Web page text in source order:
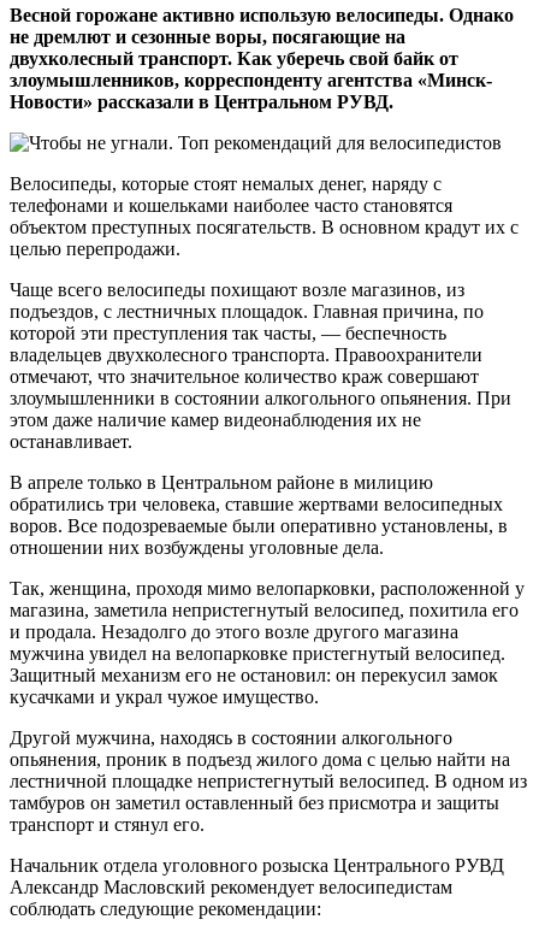
Весной горожане активно использую велосипеды. Однако
не дремлют и сезонные воры, посягающие на
двухколесный транспорт. Как уберечь свой байк от
злоумышленников, корреспонденту агентства «Минск-
Новости» рассказали в Центральном РУВД.
Велосипеды, которые стоят немалых денег, наряду с
телефонами и кошельками наиболее часто становятся
объектом преступных посягательств. В основном крадут их с
целью перепродажи.
Чаще всего велосипеды похищают возле магазинов, из
подъездов, с лестничных площадок. Главная причина, по
которой эти преступления так часты, — беспечность
владельцев двухколесного транспорта. Правоохранители
отмечают, что значительное количество краж совершают
злоумышленники в состоянии алкогольного опьянения. При
этом даже наличие камер видеонаблюдения их не
останавливает.
В апреле только в Центральном районе в милицию
обратились три человека, ставшие жертвами велосипедных
воров. Все подозреваемые были оперативно установлены, в
отношении них возбуждены уголовные дела.
Так, женщина, проходя мимо велопарковки, расположенной у
магазина, заметила непристегнутый велосипед, похитила его
и продала. Незадолго до этого возле другого магазина
мужчина увидел на велопарковке пристегнутый велосипед.
Защитный механизм его не остановил: он перекусил замок
кусачками и украл чужое имущество.
Другой мужчина, находясь в состоянии алкогольного
опьянения, проник в подъезд жилого дома с целью найти на
лестничной площадке непристегнутый велосипед. В одном из
тамбуров он заметил оставленный без присмотра и защиты
транспорт и стянул его.
Начальник отдела уголовного розыска Центрального РУВД
Александр Масловский рекомендует велосипедистам
соблюдать следующие рекомендации: